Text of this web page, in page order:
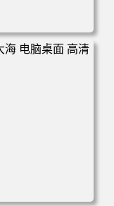
山 天空 夕阳 辉光